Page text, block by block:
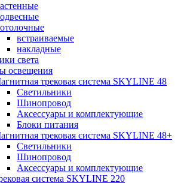
встраиваемые
накладные
света
освещения
трековая система SKYLINE 48
Светильники
Шинопровод
Аксессуары и комплектующие
Блоки питания
трековая система SKYLINE 48+
Светильники
Шинопровод
Аксессуары и комплектующие
система SKYLINE 220